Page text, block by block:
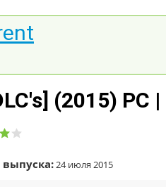
(2015) PC
выпуска:24 июля 2015